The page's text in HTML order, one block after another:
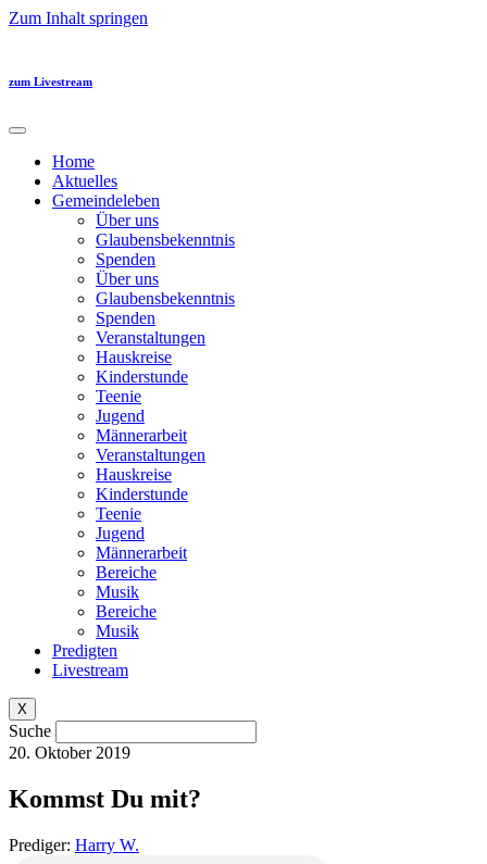
Zum Inhalt springen
zum Livestream
Home
Aktuelles
Gemeindeleben
Über uns
Glaubensbekenntnis
Spenden
Über uns
Glaubensbekenntnis
Spenden
Veranstaltungen
Hauskreise
Kinderstunde
Teenie
Jugend
Männerarbeit
Veranstaltungen
Hauskreise
Kinderstunde
Teenie
Jugend
Männerarbeit
Bereiche
Musik
Bereiche
Musik
Predigten
Livestream
X
Suche
20. Oktober 2019
Kommst Du mit?
Prediger: Harry W.